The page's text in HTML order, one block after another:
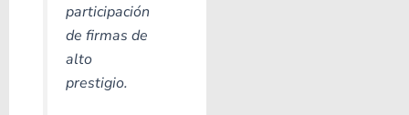
participación
de firmas de
alto
prestigio.